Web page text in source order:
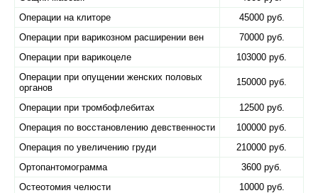
Операции на клиторе
45000 руб.
Операции при варикозном расширении вен
70000 руб.
Операции при варикоцеле
103000 руб.
Операции при опущении женских половых
органов
150000 руб.
Операции при тромбофлебитах
12500 руб.
Операция по восстановлению девственности
100000 руб.
Операция по увеличению груди
210000 руб.
Ортопантомограмма
3600 руб.
Остеотомия челюсти
10000 руб.